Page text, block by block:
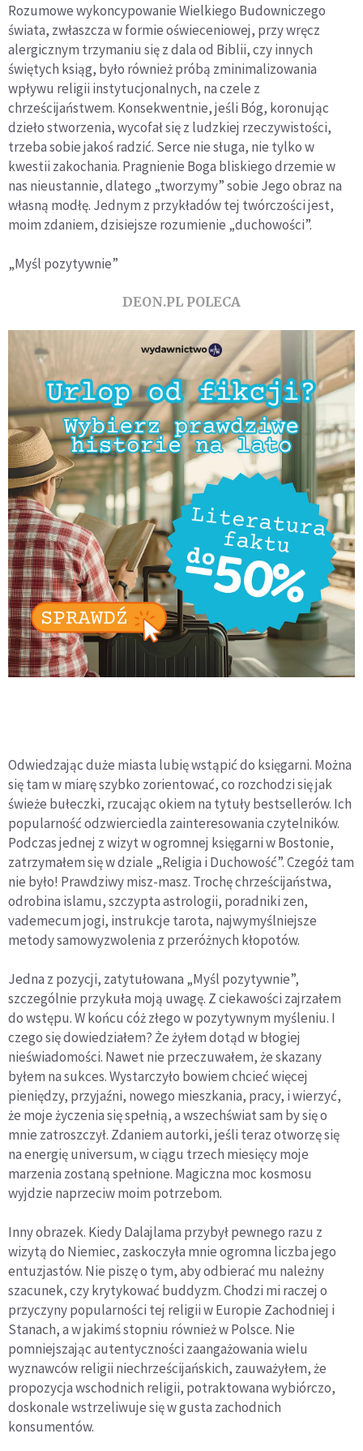
Rozumowe wykoncypowanie Wielkiego Budowniczego
świata, zwłaszcza w formie oświeceniowej, przy wręcz
alergicznym trzymaniu się z dala od Biblii, czy innych
świętych ksiąg, było również próbą zminimalizowania
wpływu religii instytucjonalnych, na czele z
chrześcijaństwem. Konsekwentnie, jeśli Bóg, koronując
dzieło stworzenia, wycofał się z ludzkiej rzeczywistości,
trzeba sobie jakoś radzić. Serce nie sługa, nie tylko w
kwestii zakochania. Pragnienie Boga bliskiego drzemie w
nas nieustannie, dlatego „tworzymy” sobie Jego obraz na
własną modłę. Jednym z przykładów tej twórczości jest,
moim zdaniem, dzisiejsze rozumienie „duchowości”.
„Myśl pozytywnie”
DEON.PL POLECA
Odwiedzając duże miasta lubię wstąpić do księgarni. Można
się tam w miarę szybko zorientować, co rozchodzi się jak
świeże bułeczki, rzucając okiem na tytuły bestsellerów. Ich
popularność odzwierciedla zainteresowania czytelników.
Podczas jednej z wizyt w ogromnej księgarni w Bostonie,
zatrzymałem się w dziale „Religia i Duchowość”. Czegóż tam
nie było! Prawdziwy misz-masz. Trochę chrześcijaństwa,
odrobina islamu, szczypta astrologii, poradniki zen,
vademecum jogi, instrukcje tarota, najwymyślniejsze
metody samowyzwolenia z przeróżnych kłopotów.
Jedna z pozycji, zatytułowana „Myśl pozytywnie”,
szczególnie przykuła moją uwagę. Z ciekawości zajrzałem
do wstępu. W końcu cóż złego w pozytywnym myśleniu. I
czego się dowiedziałem? Że żyłem dotąd w błogiej
nieświadomości. Nawet nie przeczuwałem, że skazany
byłem na sukces. Wystarczyło bowiem chcieć więcej
pieniędzy, przyjaźni, nowego mieszkania, pracy, i wierzyć,
że moje życzenia się spełnią, a wszechświat sam by się o
mnie zatroszczył. Zdaniem autorki, jeśli teraz otworzę się
na energię universum, w ciągu trzech miesięcy moje
marzenia zostaną spełnione. Magiczna moc kosmosu
wyjdzie naprzeciw moim potrzebom.
Inny obrazek. Kiedy Dalajlama przybył pewnego razu z
wizytą do Niemiec, zaskoczyła mnie ogromna liczba jego
entuzjastów. Nie piszę o tym, aby odbierać mu należny
szacunek, czy krytykować buddyzm. Chodzi mi raczej o
przyczyny popularności tej religii w Europie Zachodniej i
Stanach, a w jakimś stopniu również w Polsce. Nie
pomniejszając autentyczności zaangażowania wielu
wyznawców religii niechrześcijańskich, zauważyłem, że
propozycja wschodnich religii, potraktowana wybiórczo,
doskonale wstrzeliwuje się w gusta zachodnich
konsumentów.